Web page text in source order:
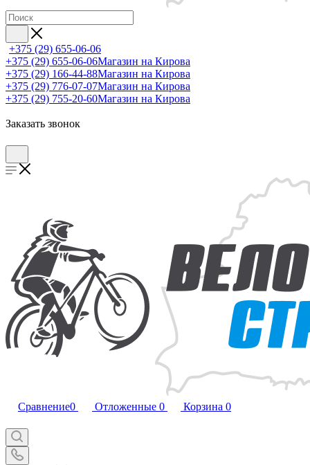
+375 (29) 655-06-06
+375 (29) 655-06-06Магазин на Кирова
+375 (29) 166-44-88Магазин на Кирова
+375 (29) 776-07-07Магазин на Кирова
+375 (29) 755-20-60Магазин на Кирова
Заказать звонок
Сравнение0 Отложенные 0 Корзина 0